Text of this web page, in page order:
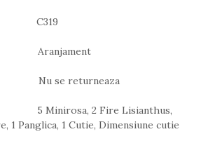
se returneaza
2 Fire Lisianthus,
1 Panglica, 1 Cutie, Dimensiune cutie